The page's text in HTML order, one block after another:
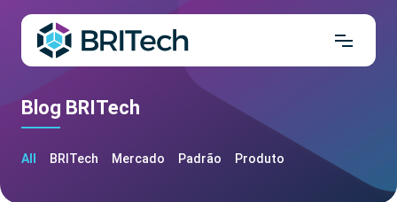
Blog BRITech
All BRITech Mercado Padrão Produto